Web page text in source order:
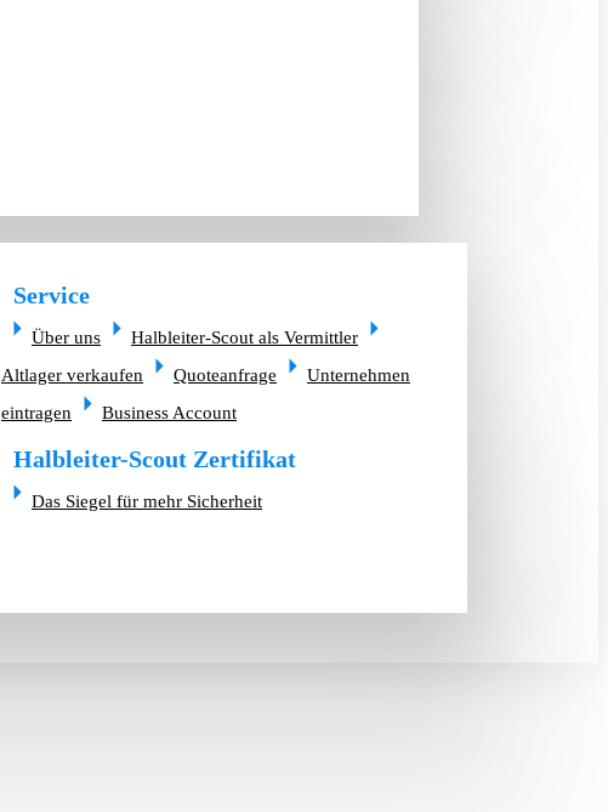
Service
Über uns
Halbleiter-Scout als Vermittler
Altlager verkaufen
Quoteanfrage
Unternehmen
eintragen
Business Account
Halbleiter-Scout Zertifikat
Das Siegel für mehr Sicherheit